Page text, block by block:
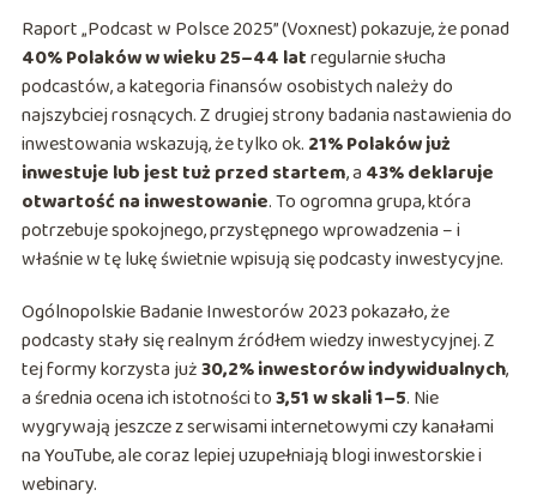
Raport „Podcast w Polsce 2025” (Voxnest) pokazuje, że ponad
40% Polaków w wieku 25–44 latregularnie słucha
podcastów, a kategoria finansów osobistych należy do
najszybciej rosnących. Z drugiej strony badania nastawienia do
inwestowania wskazują, że tylko ok. 21% Polaków już
inwestuje lub jest tuż przed startem, a 43% deklaruje
otwartość na inwestowanie. To ogromna grupa, która
potrzebuje spokojnego, przystępnego wprowadzenia – i
właśnie w tę lukę świetnie wpisują się podcasty inwestycyjne.
Ogólnopolskie Badanie Inwestorów 2023 pokazało, że
podcasty stały się realnym źródłem wiedzy inwestycyjnej. Z
tej formy korzysta już30,2% inwestorów indywidualnych,
a średnia ocena ich istotności to3,51 w skali 1–5. Nie
wygrywają jeszcze z serwisami internetowymi czy kanałami
na YouTube, ale coraz lepiej uzupełniają blogi inwestorskie i
webinary.